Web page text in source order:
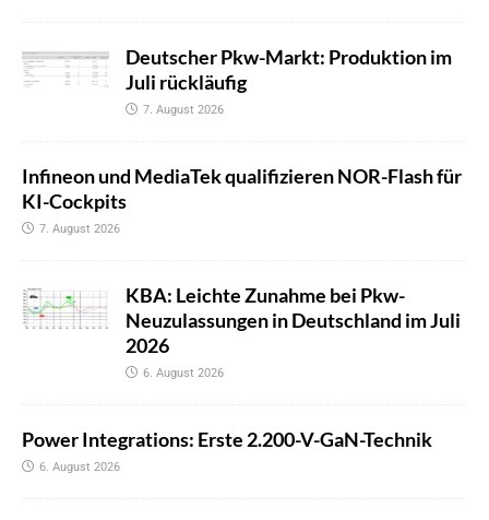
Deutscher Pkw-Markt: Produktion im
Juli rückläufig
7. August 2026
Infineon und MediaTek qualifizieren NOR-Flash für
KI-Cockpits
7. August 2026
KBA: Leichte Zunahme bei Pkw-
Neuzulassungen in Deutschland im Juli
2026
6. August 2026
Power Integrations: Erste 2.200-V-GaN-Technik
6. August 2026